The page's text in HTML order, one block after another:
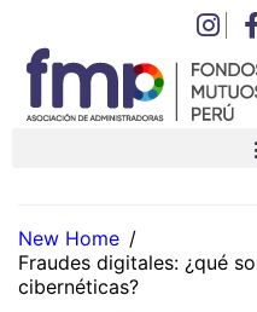
New Home /
Fraudes digitales: ¿qué
cibernéticas?